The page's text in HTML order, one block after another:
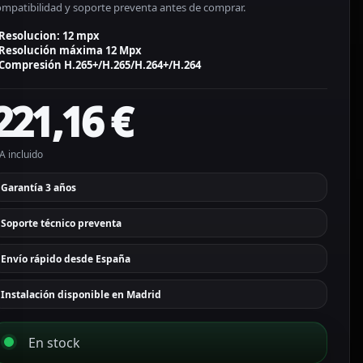
y soporte preventa antes de comprar.
12 mpx
máxima 12 Mpx
H.265+/H.265/H.264+/H.264
€
incluido
Garantía 3 años
Soporte técnico preventa
Envío rápido desde España
Instalación disponible en Madrid
En stock